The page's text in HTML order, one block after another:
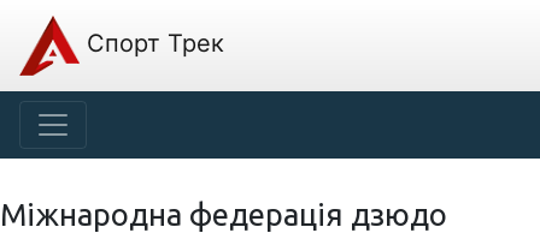
Спорт Трек
Міжнародна федерація дзюдо